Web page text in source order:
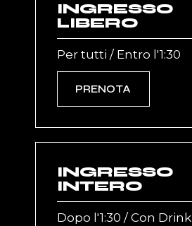
INGRESSO
LIBERO
Per tutti / Entro l'1:30
PRENOTA
INGRESSO
INTERO
Dopo l'1:30 / Con Drink